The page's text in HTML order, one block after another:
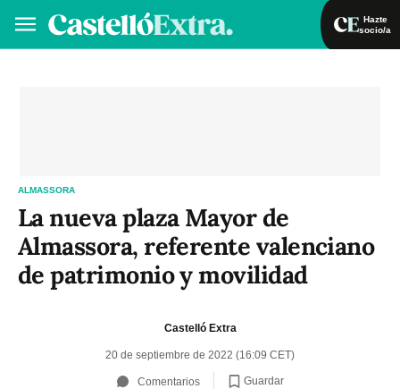
Hazte
socio/a
ALMASSORA
La nueva plaza Mayor de
Almassora, referente valenciano
de patrimonio y movilidad
Castelló Extra
20 de septiembre de 2022 (16:09 CET)
Comentarios Guardar